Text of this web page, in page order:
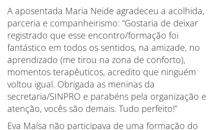
A aposentada Maria Neide agradeceu a acolhida,
parceria e companheirismo: “Gostaria de deixar
registrado que esse encontro/formação foi
fantástico em todos os sentidos, na amizade, no
aprendizado (me tirou na zona de conforto),
momentos terapêuticos, acredito que ninguém
voltou igual. Obrigada as meninas da
secretaria/SINPRO e parabéns pela organização e
atenção, vocês são demais. Tudo perfeito!”
Eva Maísa não participava de uma formação do